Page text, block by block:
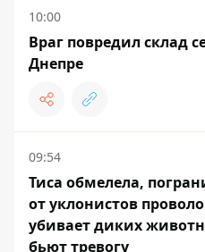
10:00
Враг повредил склад
Днепре
09:54
Тиса обмелела,
от уклонистов
убивает диких
бьют тревогу